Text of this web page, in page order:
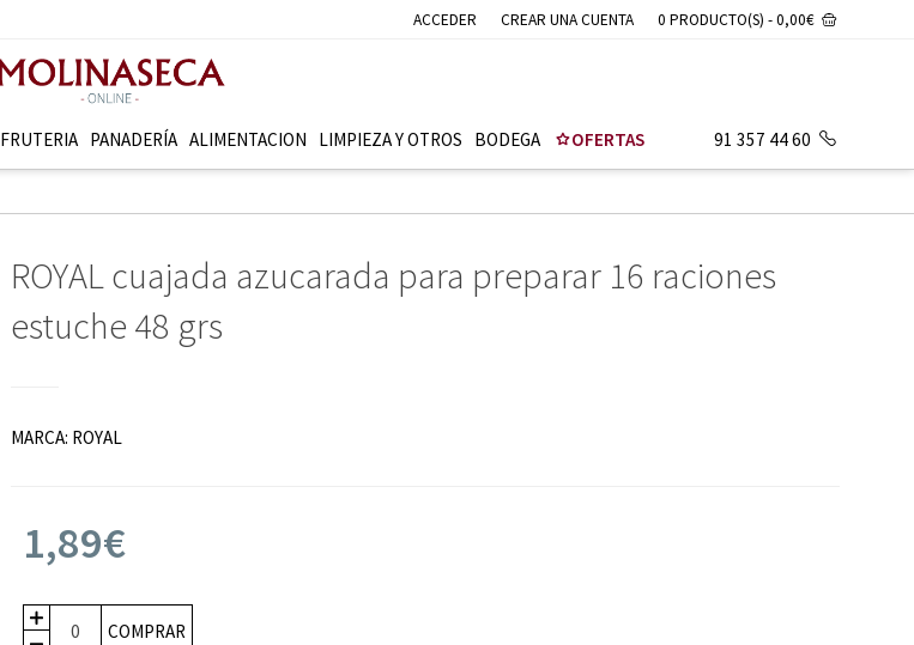
ACCEDER CREAR UNA CUENTA 0 PRODUCTO(S) - 0,00€
FRUTERI­A PANADERÍ­A ALIMENTACION LIMPIEZA Y OTROS BODEGA OFERTAS 91 357 44 60
ROYAL cuajada azucarada para preparar 16 raciones
estuche 48 grs
MARCA: ROYAL
1,89€
COMPRAR